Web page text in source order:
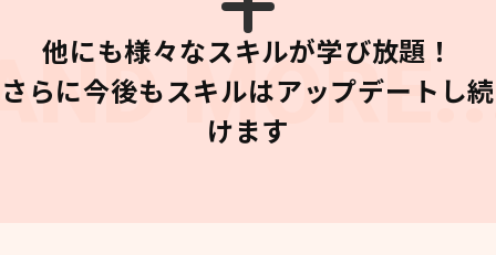
他にも様々なスキルが学び放題！
さらに今後もスキルはアップデートし続
けます